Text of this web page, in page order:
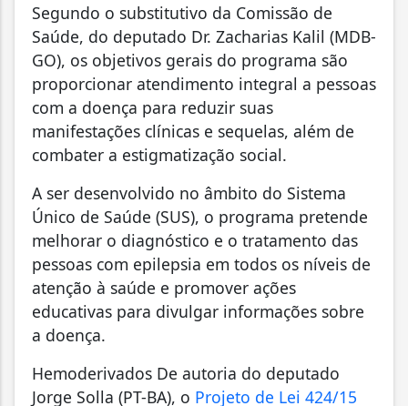
Segundo o substitutivo da Comissão de
Saúde, do deputado Dr. Zacharias Kalil (MDB-
GO), os objetivos gerais do programa são
proporcionar atendimento integral a pessoas
com a doença para reduzir suas
manifestações clínicas e sequelas, além de
combater a estigmatização social.
A ser desenvolvido no âmbito do Sistema
Único de Saúde (SUS), o programa pretende
melhorar o diagnóstico e o tratamento das
pessoas com epilepsia em todos os níveis de
atenção à saúde e promover ações
educativas para divulgar informações sobre
a doença.
Hemoderivados De autoria do deputado
Jorge Solla (PT-BA), o Projeto de Lei 424/15